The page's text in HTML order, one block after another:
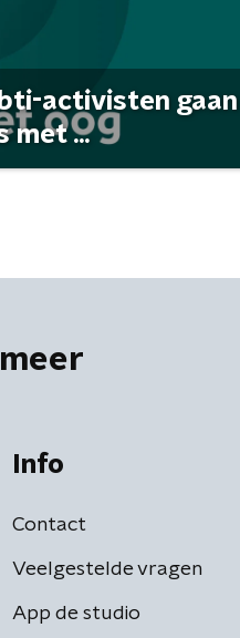
activisten gaan
met ...
Info
Contact
Veelgestelde vragen
App de studio